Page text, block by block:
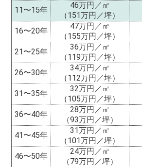
11〜15年
46万円／㎡
（151万円／坪）
16〜20年
47万円／㎡
（155万円／坪）
21〜25年
36万円／㎡
（119万円／坪）
26〜30年
34万円／㎡
（112万円／坪）
31〜35年
32万円／㎡
（105万円／坪）
36〜40年
28万円／㎡
（93万円／坪）
41〜45年
31万円／㎡
（101万円／坪）
46〜50年
24万円／㎡
（79万円／坪）